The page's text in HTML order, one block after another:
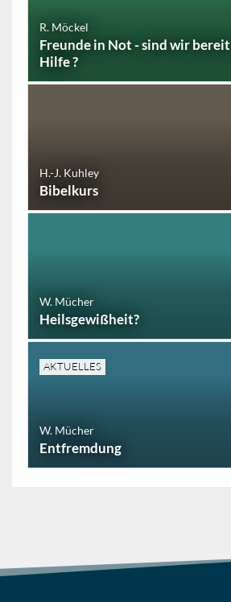
R. Möckel
Freunde in Not - sind wir
Hilfe ?
H.-J. Kuhley
Bibelkurs
W. Mücher
Heilsgewißheit?
AKTUELLES
W. Mücher
Entfremdung